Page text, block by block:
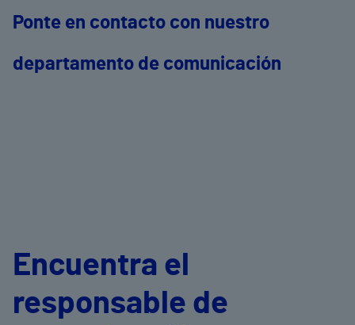
Ponte en contacto con nuestro
departamento de comunicación
Encuentra el
responsable de